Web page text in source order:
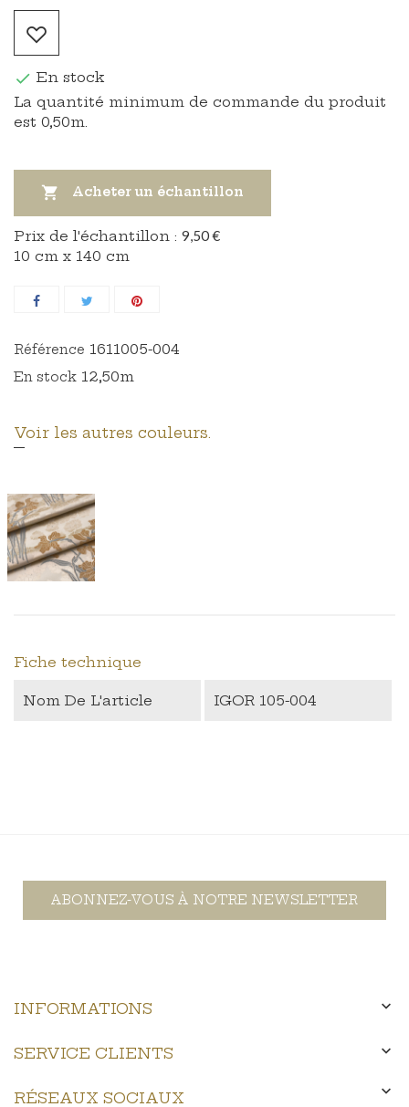
 En stock
La quantité minimum de commande du produit
est 0,50m.
 Acheter un échantillon
Prix ​​de l'échantillon : 9,50 €
10 cm x 140 cm
Référence 1611005-004
En stock 12,50m
Voir les autres couleurs.
Fiche technique
Nom De L'article IGOR 105-004
ABONNEZ-VOUS À NOTRE NEWSLETTER
INFORMATIONS 
SERVICE CLIENTS 
RÉSEAUX SOCIAUX 